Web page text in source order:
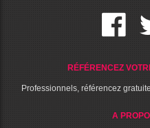
RÉFÉRENCEZ
Professionnels, référencez
A